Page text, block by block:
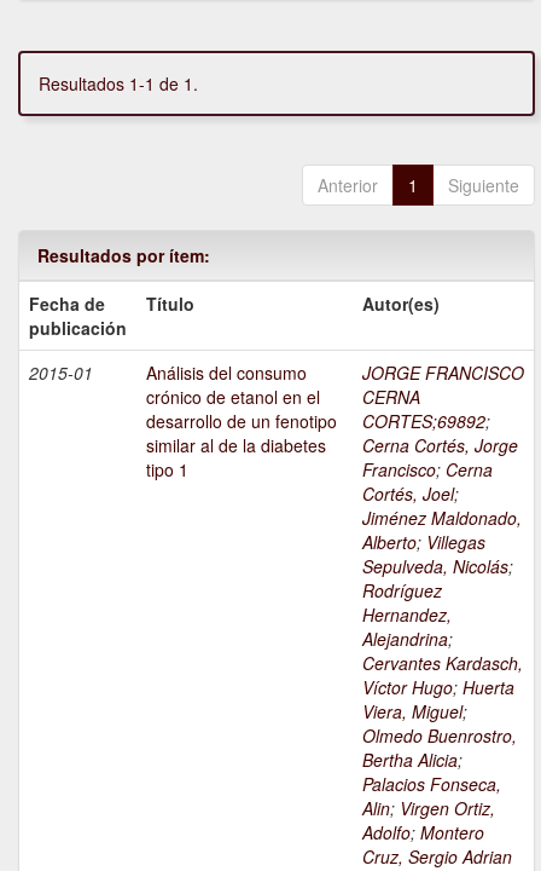
Resultados 1-1 de 1.
Anterior 1 Siguiente
Resultados por ítem:
Fecha de
publicación
Título Autor(es)
2015-01
Análisis del consumo
crónico de etanol en el
desarrollo de un fenotipo
similar al de la diabetes
tipo 1
JORGE FRANCISCO
CERNA
CORTES;69892;
Cerna Cortés, Jorge
Francisco; Cerna
Cortés, Joel;
Jiménez Maldonado,
Alberto; Villegas
Sepulveda, Nicolás;
Rodríguez
Hernandez,
Alejandrina;
Cervantes Kardasch,
Víctor Hugo; Huerta
Viera, Miguel;
Olmedo Buenrostro,
Bertha Alicia;
Palacios Fonseca,
Alin; Virgen Ortiz,
Adolfo; Montero
Cruz, Sergio Adrian